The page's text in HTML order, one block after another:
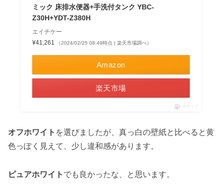
ミック 床排水便器+手洗付タンク YBC-
Z30H+YDT-Z380H
エイチケー
¥41,261
（2024/02/25 08:49時点 | 楽天市場調べ）
Amazon
楽天市場
ポチップ
オフホワイト を選びましたが、真っ白の壁紙と比べると黄
色っぽく見えて、少し違和感があります。
ピュアホワイト でも良かったな、と思います。